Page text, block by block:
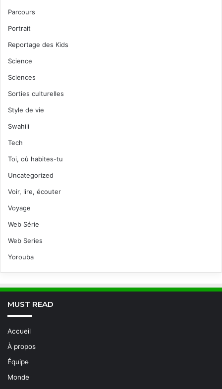
Parcours
Portrait
Reportage des Kids
Science
Sciences
Sorties culturelles
Style de vie
Swahili
Tech
Toi, où habites-tu
Uncategorized
Voir, lire, écouter
Voyage
Web Série
Web Series
Yorouba
MUST READ
Accueil
À propos
Équipe
Monde